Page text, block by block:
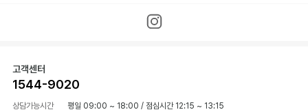
고객센터
1544-9020
상담가능시간 평일 09:00 ~ 18:00 / 점심시간 12:15 ~ 13:15